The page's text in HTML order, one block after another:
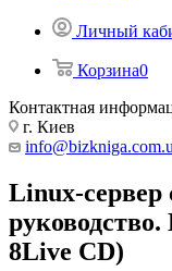
Личный
Корзина0
Контактная
г. Киев
Linux-
8Live CD)